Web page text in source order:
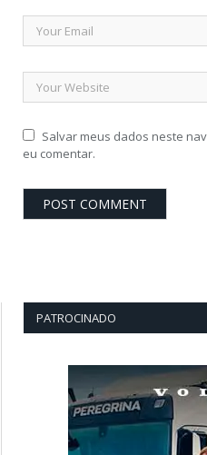
Salvar meus dados neste
eu comentar.
PATROCINADO